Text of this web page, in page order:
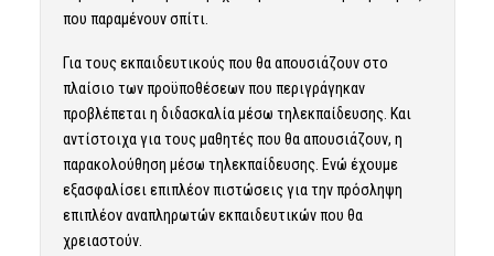
που παραμένουν σπίτι.
Για τους εκπαιδευτικούς που θα απουσιάζουν στο
πλαίσιο των προϋποθέσεων που περιγράγηκαν
προβλέπεται η διδασκαλία μέσω τηλεκπαίδευσης. Και
αντίστοιχα για τους μαθητές που θα απουσιάζουν, η
παρακολούθηση μέσω τηλεκπαίδευσης. Ενώ έχουμε
εξασφαλίσει επιπλέον πιστώσεις για την πρόσληψη
επιπλέον αναπληρωτών εκπαιδευτικών που θα
χρειαστούν.